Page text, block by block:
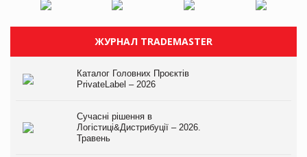
ЖУРНАЛ TRADEMASTER
Каталог Головних Проєктів
PrivateLabel – 2026
Сучасні рішення в
Логістиці&Дистрибуції – 2026.
Травень